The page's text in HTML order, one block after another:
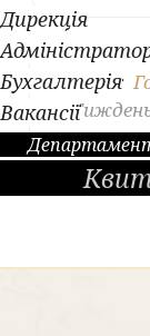
Дирекція
Бухгалтерія
Вакансії
Ви тут: